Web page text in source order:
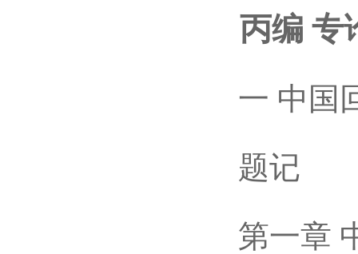
丙编 专
一 中国
题记
第一章 中